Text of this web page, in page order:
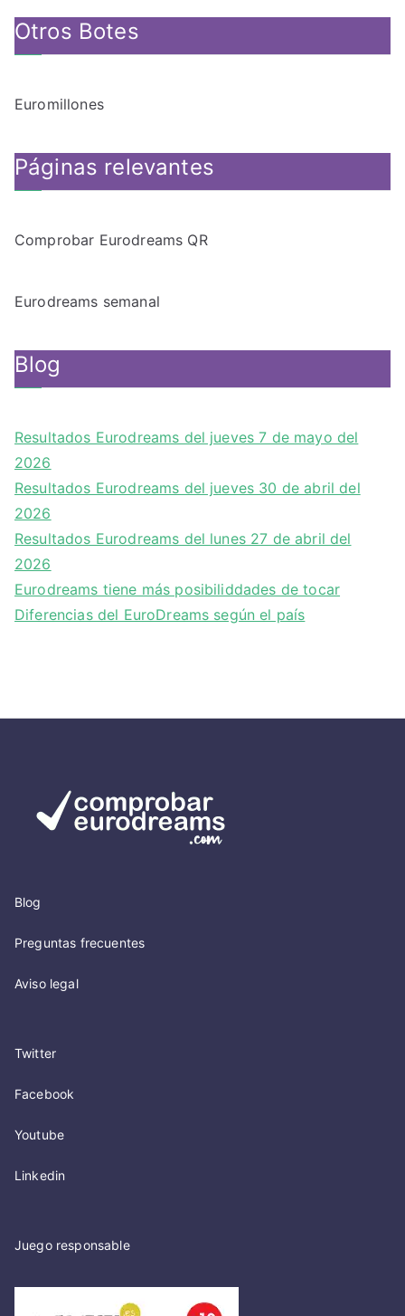
Otros Botes
Euromillones
Páginas relevantes
Comprobar Eurodreams QR
Eurodreams semanal
Blog
Resultados Eurodreams del jueves 7 de mayo del
2026
Resultados Eurodreams del jueves 30 de abril del
2026
Resultados Eurodreams del lunes 27 de abril del
2026
Eurodreams tiene más posibiliddades de tocar
Diferencias del EuroDreams según el país
Blog
Preguntas frecuentes
Aviso legal
Twitter
Facebook
Youtube
Linkedin
Juego responsable